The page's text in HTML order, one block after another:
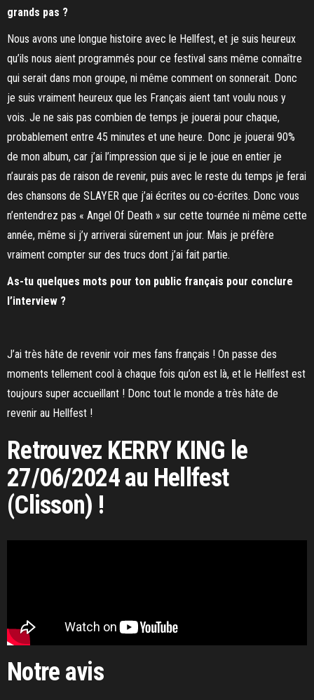
grands pas ?
Nous avons une longue histoire avec le Hellfest, et je suis heureux
qu’ils nous aient programmés pour ce festival sans même connaître
qui serait dans mon groupe, ni même comment on sonnerait. Donc
je suis vraiment heureux que les Français aient tant voulu nous y
vois. Je ne sais pas combien de temps je jouerai pour chaque,
probablement entre 45 minutes et une heure. Donc je jouerai 90%
de mon album, car j’ai l’impression que si je le joue en entier je
n’aurais pas de raison de revenir, puis avec le reste du temps je ferai
des chansons de SLAYER que j’ai écrites ou co-écrites. Donc vous
n’entendrez pas « Angel Of Death » sur cette tournée ni même cette
année, même si j’y arriverai sûrement un jour. Mais je préfère
vraiment compter sur des trucs dont j’ai fait partie.
As-tu quelques mots pour ton public français pour conclure
l’interview ?
J’ai très hâte de revenir voir mes fans français ! On passe des
moments tellement cool à chaque fois qu’on est là, et le Hellfest est
toujours super accueillant ! Donc tout le monde a très hâte de
revenir au Hellfest !
Retrouvez KERRY KING le
27/06/2024 au Hellfest
(Clisson) !
Notre avis